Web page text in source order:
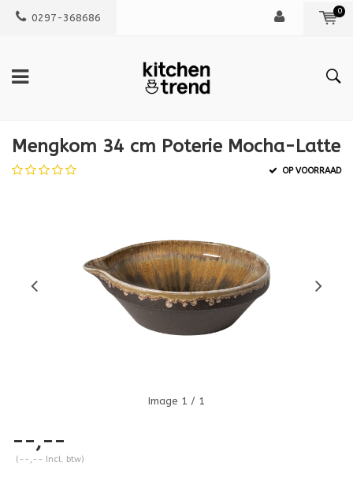
0297-368686
0
Mengkom 34 cm Poterie Mocha-Latte
OP VOORRAAD
Image 1 / 1
--,--
(--,-- Incl. btw)